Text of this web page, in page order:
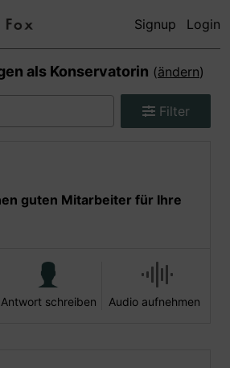
Signup Login
als Konservatorin (ändern)
Filter
guten Mitarbeiter für Ihre
Antwort schreiben Audio aufnehmen